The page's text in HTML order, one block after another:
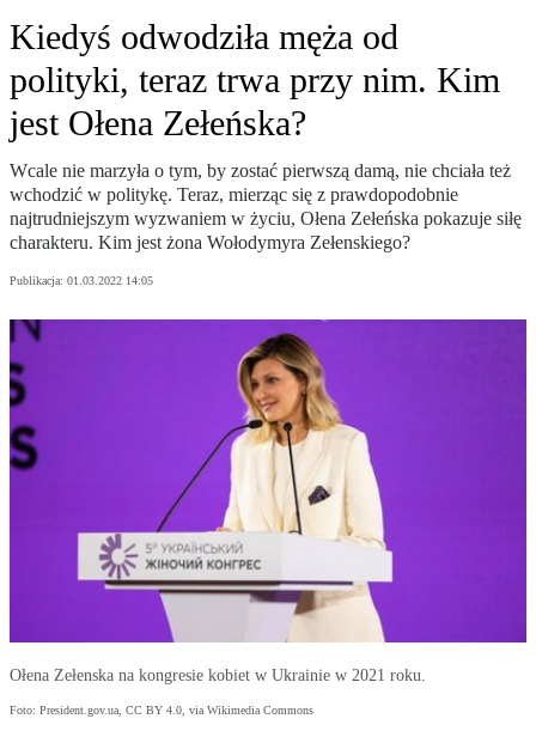
Kiedyś odwodziła męża od
polityki, teraz trwa przy nim. Kim
jest Ołena Zełeńska?
Wcale nie marzyła o tym, by zostać pierwszą damą, nie chciała też
wchodzić w politykę. Teraz, mierząc się z prawdopodobnie
najtrudniejszym wyzwaniem w życiu, Ołena Zełeńska pokazuje siłę
charakteru. Kim jest żona Wołodymyra Zełenskiego?
Publikacja: 01.03.2022 14:05
Ołena Zełenska na kongresie kobiet w Ukrainie w 2021 roku.
Foto: President.gov.ua, CC BY 4.0, via Wikimedia Commons